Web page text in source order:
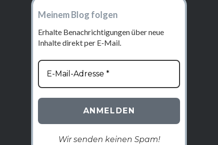
Meinem Blog folgen
Erhalte Benachrichtigungen über neue
Inhalte direkt per E-Mail.
Wir senden keinen Spam!